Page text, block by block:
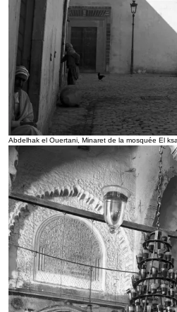
Abdelhak el Ouertani, Minaret de la mosquée El